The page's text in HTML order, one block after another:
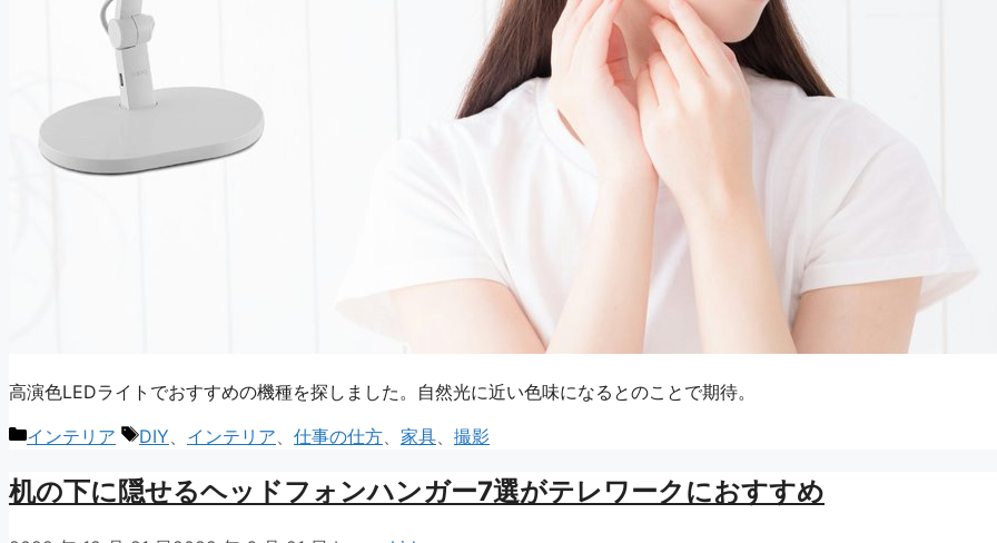
高演色LEDライトでおすすめの機種を探しました。自然光に近い色味になるとのことで期待。
カ
ゴ
インテリア
タ
DIY、 インテリア、 仕事の仕方、 家具、 撮影
机の下に隠せるヘッドフォンハンガー7選がテレワークにおすすめ